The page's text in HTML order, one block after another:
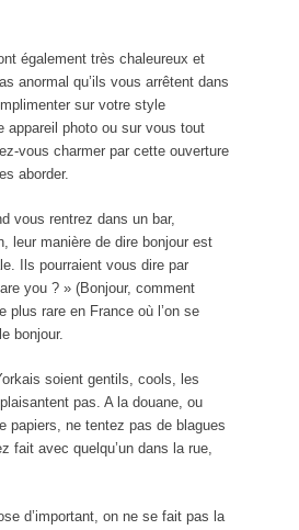
également très chaleureux et
anormal qu’ils vous arrêtent dans
sur votre style
appareil photo ou sur vous tout
vous charmer par cette ouverture
aborder.
vous rentrez dans un bar,
leur manière de dire bonjour est
Ils pourraient vous dire par
you ? » (Bonjour, comment
plus rare en France où l’on se
bonjour.
soient gentils, cools, les
pas. A la douane, ou
papiers, ne tentez pas de blagues
fait avec quelqu’un dans la rue,
d’important, on ne se fait pas la